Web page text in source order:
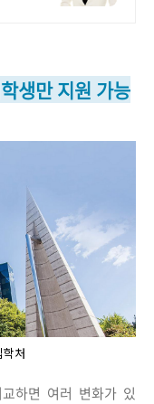
생만 지원 가능
처
하면 여러 변화가 있